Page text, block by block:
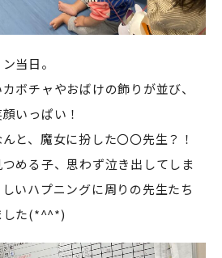
当日。
ボチャやおばけの飾りが並び、
いっぱい！
と、魔女に扮した〇〇先生？！
める子、思わず泣き出してしま
いハプニングに周りの先生たち
した(*^^*)